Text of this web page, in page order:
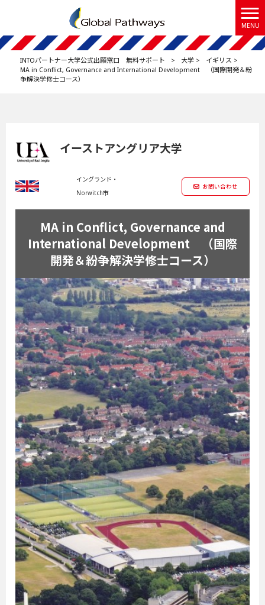
MENU
INTOパートナー大学公式出願窓口 無料サポート > 大学 > イギリス >
MA in Conflict, Governance and International Development （国際開発＆紛
争解決学修士コース）
イーストアングリア大学
イングランド・
Norwitch市
お問い合わせ
MA in Conflict, Governance and
International Development （国際
開発＆紛争解決学修士コース）